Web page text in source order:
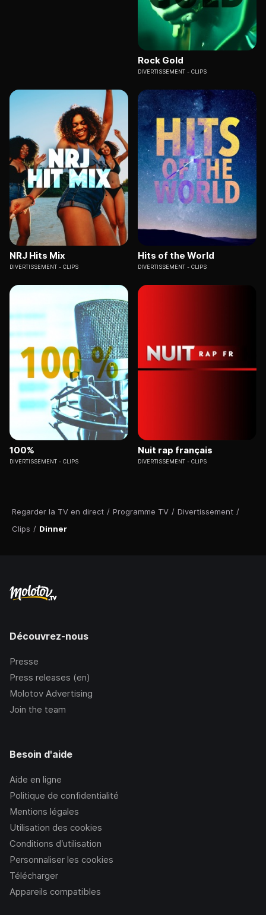
Regarder la TV en direct / Programme TV / Divertissement /
Clips / Dinner
Rock Gold
DIVERTISSEMENT CLIPS
NRJ Hits Mix
DIVERTISSEMENT CLIPS
Hits of the World
DIVERTISSEMENT CLIPS
100%
DIVERTISSEMENT CLIPS
Nuit rap français
DIVERTISSEMENT CLIPS
Découvrez-nous
Presse
Press releases (en)
Molotov Advertising
Join the team
Besoin d'aide
Aide en ligne
Politique de confidentialité
Mentions légales
Utilisation des cookies
Conditions d’utilisation
Personnaliser les cookies
Télécharger
Appareils compatibles